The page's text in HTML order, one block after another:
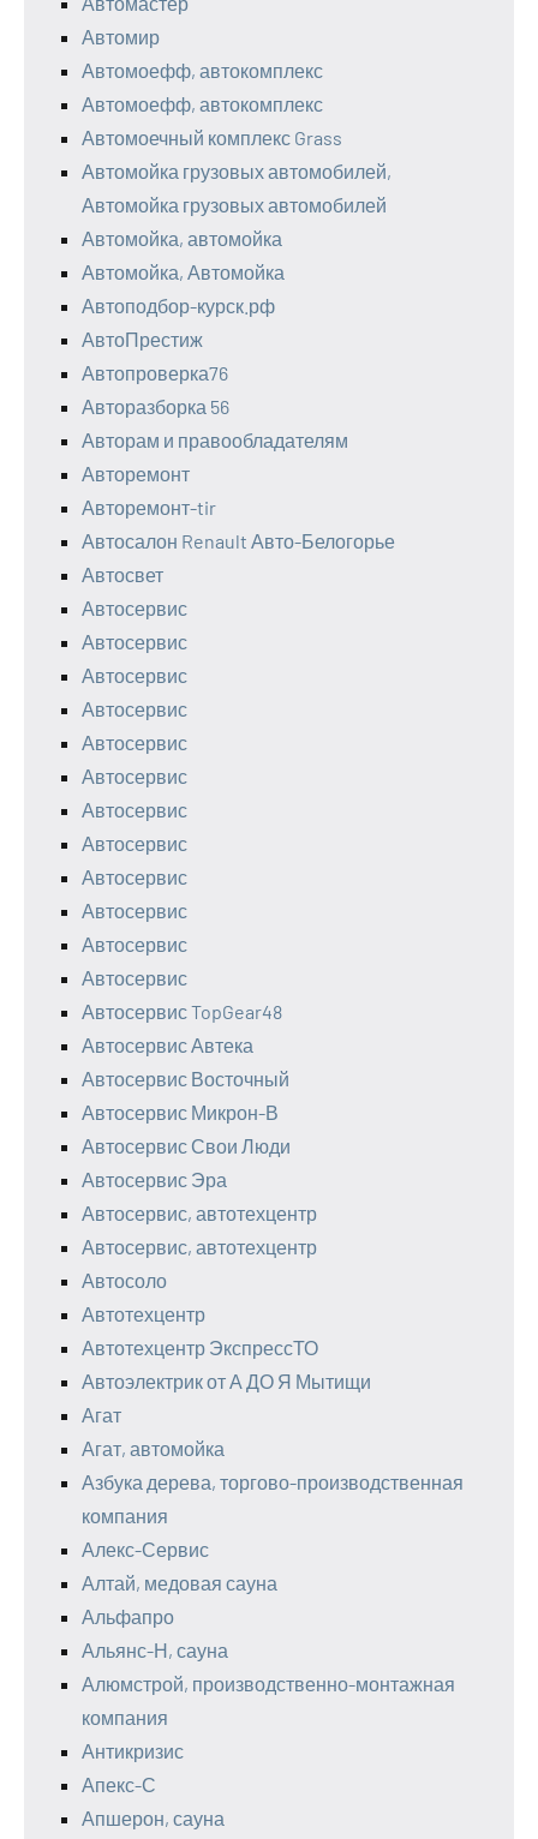
Автомир
Автомоефф, автокомплекс
Автомоефф, автокомплекс
Автомоечный комплекс Grass
Автомойка грузовых автомобилей,
Автомойка грузовых автомобилей
Автомойка, автомойка
Автомойка, Автомойка
Автоподбор-курск.рф
АвтоПрестиж
Автопроверка76
Авторазборка 56
Авторам и правообладателям
Авторемонт
Авторемонт-tir
Автосалон Renault Авто-Белогорье
Автосвет
Автосервис
Автосервис
Автосервис
Автосервис
Автосервис
Автосервис
Автосервис
Автосервис
Автосервис
Автосервис
Автосервис
Автосервис
Автосервис TopGear48
Автосервис Автека
Автосервис Восточный
Автосервис Микрон-В
Автосервис Свои Люди
Автосервис Эра
Автосервис, автотехцентр
Автосервис, автотехцентр
Автосоло
Автотехцентр
Автотехцентр ЭкспрессТО
Автоэлектрик от А ДО Я Мытищи
Агат
Агат, автомойка
Азбука дерева, торгово-производственная
компания
Алекс-Сервис
Алтай, медовая сауна
Альфапро
Альянс-Н, сауна
Алюмстрой, производственно-монтажная
компания
Антикризис
Апекс-С
Апшерон, сауна